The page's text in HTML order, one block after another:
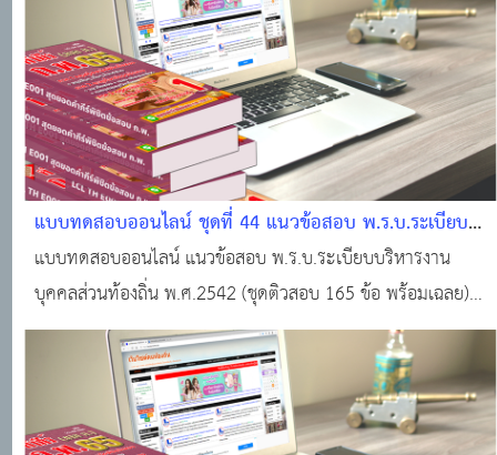
แบบทดสอบออนไลน์ ชุดที่ 44 แนวข้อสอบ พ.ร.บ.ระเบียบ
บริหารงานบุคคลส่วนท้องถิ่น พ.ศ.2542 (ชุดติวสอบ 165
ข้อ พร้อมเฉลย)
แบบทดสอบออนไลน์ แนวข้อสอบ พ.ร.บ.ระเบียบบริหารงาน
บุคคลส่วนท้องถิ่น พ.ศ.2542 (ชุดติวสอบ 165 ข้อ พร้อมเฉลย)
#แนวข้อสอบท้องถิ่นฟรี ! #ทำแบบทดสอบฟรี!!! #ข้อสอบท้อง
ถิ่นฟรี !!! #สอบบรรจุท้องถิ่น #แหล่งเรียนรู้ของคนท้องถิ่น